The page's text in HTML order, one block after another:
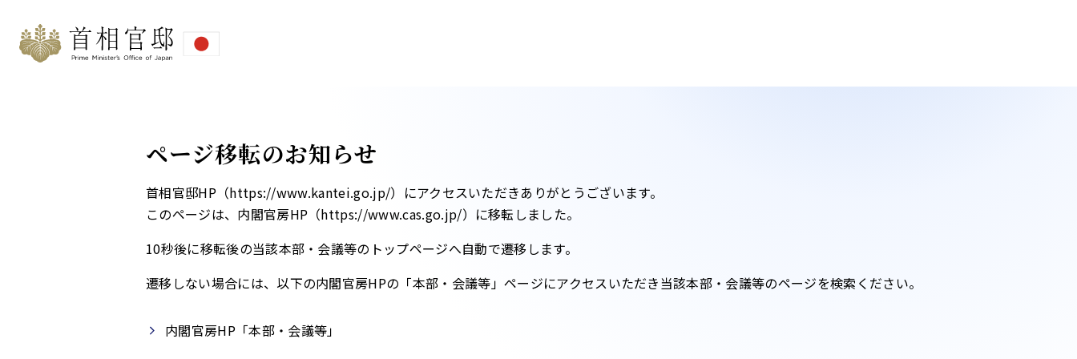
ページ移転のお知らせ
首相官邸HP（https://www.kantei.go.jp/）にアクセスいただきありがとうございます。
このページは、内閣官房HP（https://www.cas.go.jp/）に移転しました。​
10秒後に移転後の当該本部・会議等のトップページへ自動で遷移します。​
遷移しない場合には、以下の内閣官房HPの「本部・会議等」ページにアクセスいただき当該本部・会議等のページを検索ください。​
内閣官房HP「本部・会議等」​